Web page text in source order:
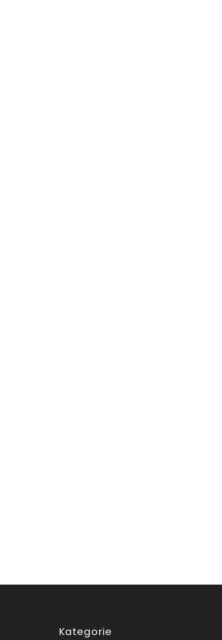
Kategorie